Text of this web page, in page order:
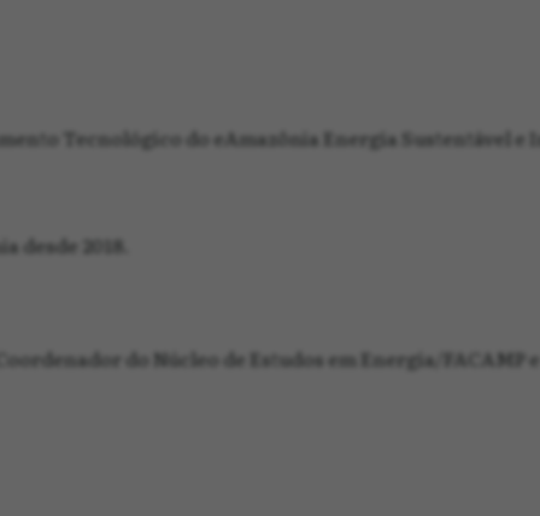
Tecnológico do eAmazônia Energia Sustentável e
desde 2018.
do Núcleo de Estudos em Energia/